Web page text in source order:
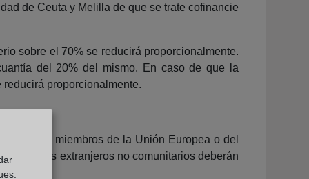
de Ceuta y Melilla de que se trate cofinancie
sobre el 70% se reducirá proporcionalmente.
del 20% del mismo. En caso de que la
proporcionalmente.
Estados miembros de la Unión Europea o del
de los extranjeros no comunitarios deberán